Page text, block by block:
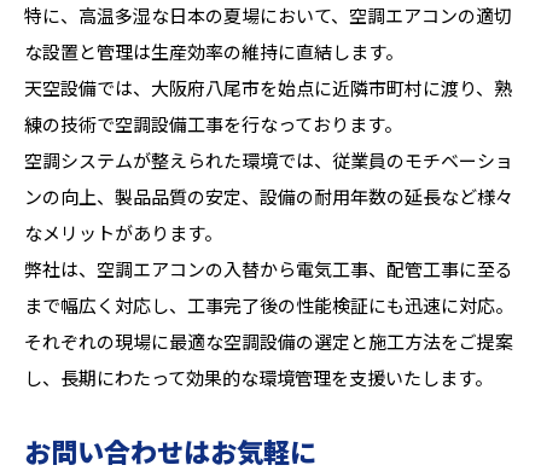
特に、高温多湿な日本の夏場において、空調エアコンの適切
な設置と管理は生産効率の維持に直結します。
天空設備では、大阪府八尾市を始点に近隣市町村に渡り、熟
練の技術で空調設備工事を行なっております。
空調システムが整えられた環境では、従業員のモチベーショ
ンの向上、製品品質の安定、設備の耐用年数の延長など様々
なメリットがあります。
弊社は、空調エアコンの入替から電気工事、配管工事に至る
まで幅広く対応し、工事完了後の性能検証にも迅速に対応。
それぞれの現場に最適な空調設備の選定と施工方法をご提案
し、長期にわたって効果的な環境管理を支援いたします。
お問い合わせはお気軽に